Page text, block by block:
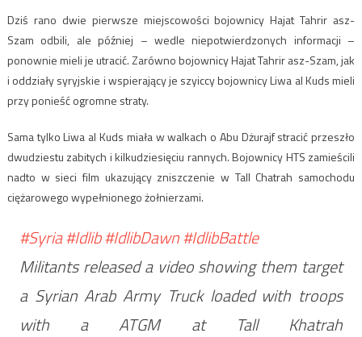
Dziś rano dwie pierwsze miejscowości bojownicy Hajat Tahrir asz-
Szam odbili, ale później – wedle niepotwierdzonych informacji –
ponownie mieli je utracić. Zarówno bojownicy Hajat Tahrir asz-Szam, jak
i oddziały syryjskie i wspierający je szyiccy bojownicy Liwa al Kuds mieli
przy ponieść ogromne straty.
Sama tylko Liwa al Kuds miała w walkach o Abu Dżurajf stracić przeszło
dwudziestu zabitych i kilkudziesięciu rannych. Bojownicy HTS zamieścili
nadto w sieci film ukazujący zniszczenie w Tall Chatrah samochodu
ciężarowego wypełnionego żołnierzami.
#Syria#Idlib#IdlibDawn#IdlibBattle
Militants released a video showing them target
a Syrian Arab Army Truck loaded with troops
with a ATGM at Tall Khatrah